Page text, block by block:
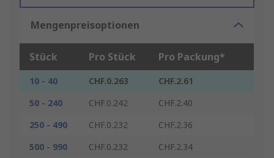
Mengenpreisoptionen
Stück Pro Stück Pro Packung*
10 - 40 CHF.0.263
CHF.2.61
50 - 240
CHF.0.242
CHF.2.40
250 - 490
CHF.0.232
CHF.2.36
500 - 990
CHF.0.232
CHF.2.34